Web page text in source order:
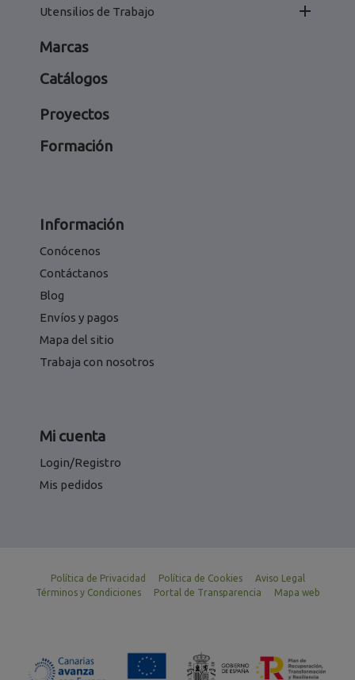
Utensilios de Trabajo 
Marcas
Catálogos
Proyectos
Formación
Información
Conócenos
Contáctanos
Blog
Envíos y pagos
Mapa del sitio
Trabaja con nosotros
Mi cuenta
Login/Registro
Mis pedidos
Política de Privacidad Política de Cookies
Aviso Legal
Términos y Condiciones
Portal de Transparencia Mapa web